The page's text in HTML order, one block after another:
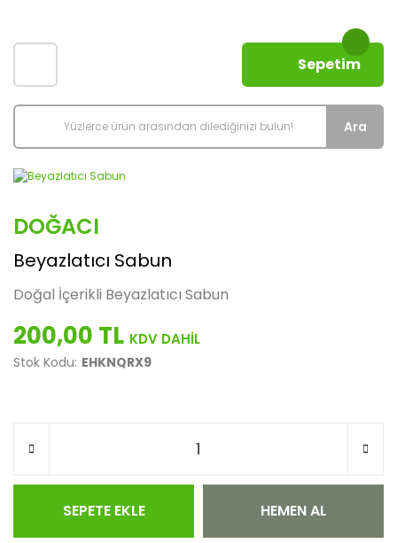
Ara
Sepetim
DOĞACI
Beyazlatıcı Sabun
Doğal İçerikli Beyazlatıcı Sabun
200,00 TL
Stok Kodu: EHKNQRX9
SEPETE EKLE HEMEN AL